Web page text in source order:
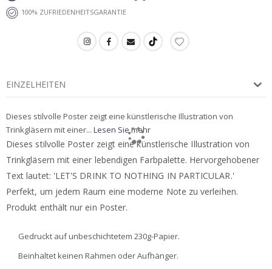
100% ZUFRIEDENHEITSGARANTIE
EINZELHEITEN
Dieses stilvolle Poster zeigt eine künstlerische Illustration von
Trinkgläsern mit einer... Lesen Sie mehr
Dieses stilvolle Poster zeigt eine künstlerische Illustration von
Trinkgläsern mit einer lebendigen Farbpalette. Hervorgehobener
Text lautet: 'LET'S DRINK TO NOTHING IN PARTICULAR.'
Perfekt, um jedem Raum eine moderne Note zu verleihen.
Produkt enthält nur ein Poster.
Gedruckt auf unbeschichtetem 230g-Papier.
Beinhaltet keinen Rahmen oder Aufhänger.